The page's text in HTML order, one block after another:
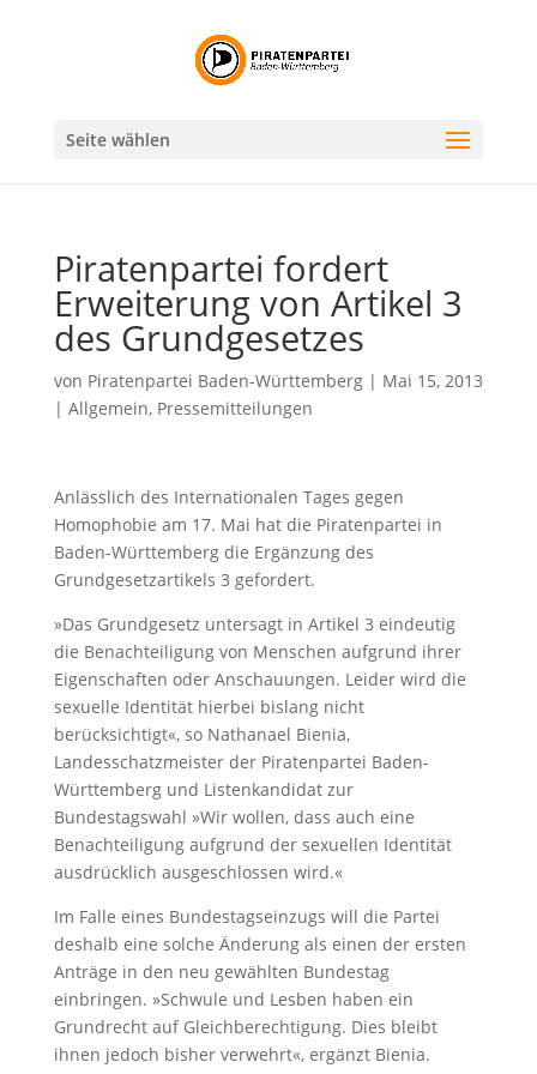
Seite wählen
Piratenpartei fordert
Erweiterung von Artikel 3
des Grundgesetzes
von Piratenpartei Baden-Württemberg| Mai 15, 2013
| Allgemein, Pressemitteilungen
Anlässlich des Internationalen Tages gegen
Homophobie am 17. Mai hat die Piratenpartei in
Baden-Württemberg die Ergänzung des
Grundgesetzartikels 3 gefordert.
»Das Grundgesetz untersagt in Artikel 3 eindeutig
die Benachteiligung von Menschen aufgrund ihrer
Eigenschaften oder Anschauungen. Leider wird die
sexuelle Identität hierbei bislang nicht
berücksichtigt«, so Nathanael Bienia,
Landesschatzmeister der Piratenpartei Baden-
Württemberg und Listenkandidat zur
Bundestagswahl »Wir wollen, dass auch eine
Benachteiligung aufgrund der sexuellen Identität
ausdrücklich ausgeschlossen wird.«
Im Falle eines Bundestagseinzugs will die Partei
deshalb eine solche Änderung als einen der ersten
Anträge in den neu gewählten Bundestag
einbringen. »Schwule und Lesben haben ein
Grundrecht auf Gleichberechtigung. Dies bleibt
ihnen jedoch bisher verwehrt«, ergänzt Bienia.